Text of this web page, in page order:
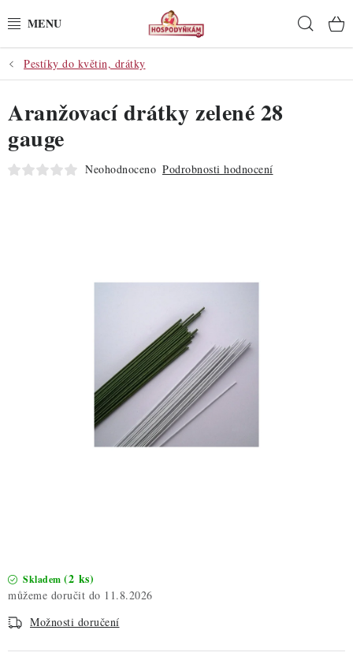
na
POTŘEBY
POMŮCKY
SUROVINY
DÁRKOVÉ POUKAZY
TÉMATICKÉ PRODUKTY
Nepřevzetí zásilky na dobírku
Hodnocení obchodu
Podmínky ochrany osobních údajů
Pestíky do květin, drátky
Skladem (2 ks)
11.8.2026
Možnosti doručení
Aranžovací drátky zelené 28
gauge
Neohodnoceno Podrobnosti hodnocení